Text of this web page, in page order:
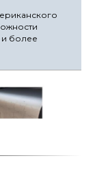
и более